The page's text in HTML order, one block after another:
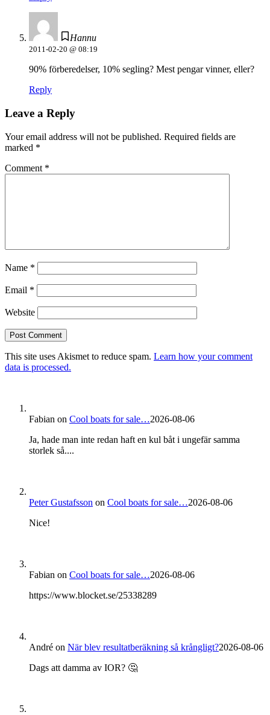
Hannu
2011-02-20 @ 08:19
90% förberedelser, 10% segling? Mest pengar vinner, eller?
Reply
Leave a Reply
Your email address will not be published. Required fields are
marked *
Comment *
Name *
Email *
Website
This site uses Akismet to reduce spam. Learn how your comment
data is processed.
Fabian on Cool boats for sale…2026-08-06
Ja, hade man inte redan haft en kul båt i ungefär samma
storlek så....
Peter Gustafsson on Cool boats for sale…2026-08-06
Nice!
Fabian on Cool boats for sale…2026-08-06
https://www.blocket.se/25338289
André on När blev resultatberäkning så krångligt?2026-08-06
Dags att damma av IOR? 🤔